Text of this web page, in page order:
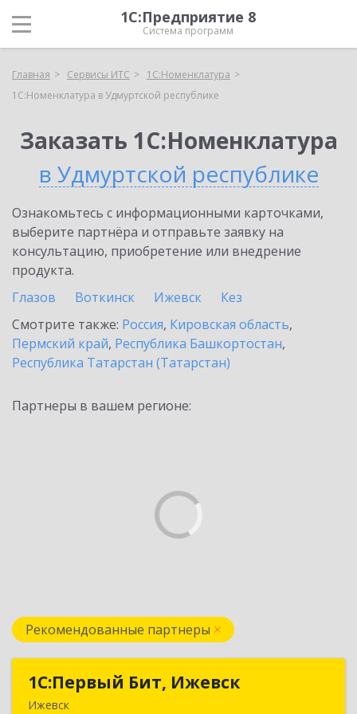
1С:Предприятие 8
Система программ
Главная Сервисы ИТС
1С:Номенклатура
1С:Номенклатура в Удмуртской республике
Заказать 1С:Номенклатура
в Удмуртской республике
Ознакомьтесь с информационными карточками,
выберите партнёра и отправьте заявку на
консультацию, приобретение или внедрение
продукта.
Глазов
Воткинск Ижевск
Кез
Смотрите также: Россия, Кировская область,
Пермский край, Республика Башкортостан,
Республика Татарстан (Татарстан)
Партнеры в вашем регионе:
Рекомендованные партнеры
1С:Первый Бит, Ижевск
Ижевск
1С:Первый Бит, Ижевск